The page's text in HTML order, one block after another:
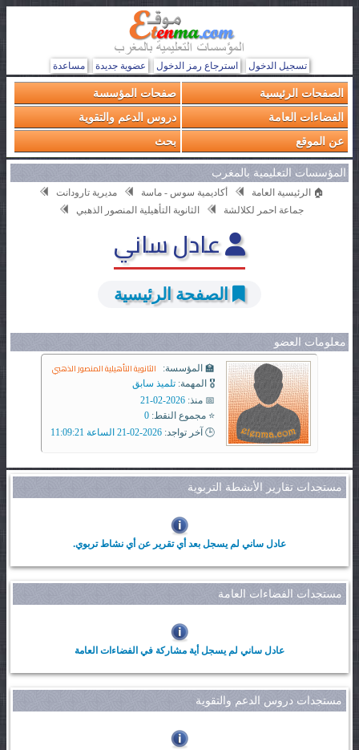
تسجيل الدخول استرجاع رمز الدخول عضوية جديدة مساعدة
الصفحات الرئيسية
صفحات المؤسسة
الفضاءات العامة
دروس الدعم والتقوية
عن الموقع
بحث
المؤسسات التعليمية بالمغرب
🏠 الرئيسية العامة أكاديمية سوس - ماسة
مديرية تارودانت
جماعة احمر لكلالشة
الثانوية التأهيلية المنصور الذهبي
عادل ساني
الصفحة الرئيسية
معلومات العضو
🏫 المؤسسة: الثانوية التأهيلية المنصور الذهبي
🎖️ المهمة: تلميذ سابق
📅 منذ: 2026-02-21
⭐ مجموع النقط: 0
🕒 آخر تواجد: 2026-02-21 الساعة 11:09:21
مستجدات تقارير الأنشطة التربوية
عادل ساني لم يسجل بعد أي تقرير عن أي نشاط تربوي.
مستجدات الفضاءات العامة
عادل ساني لم يسجل أية مشاركة في الفضاءات العامة
مستجدات دروس الدعم والتقوية